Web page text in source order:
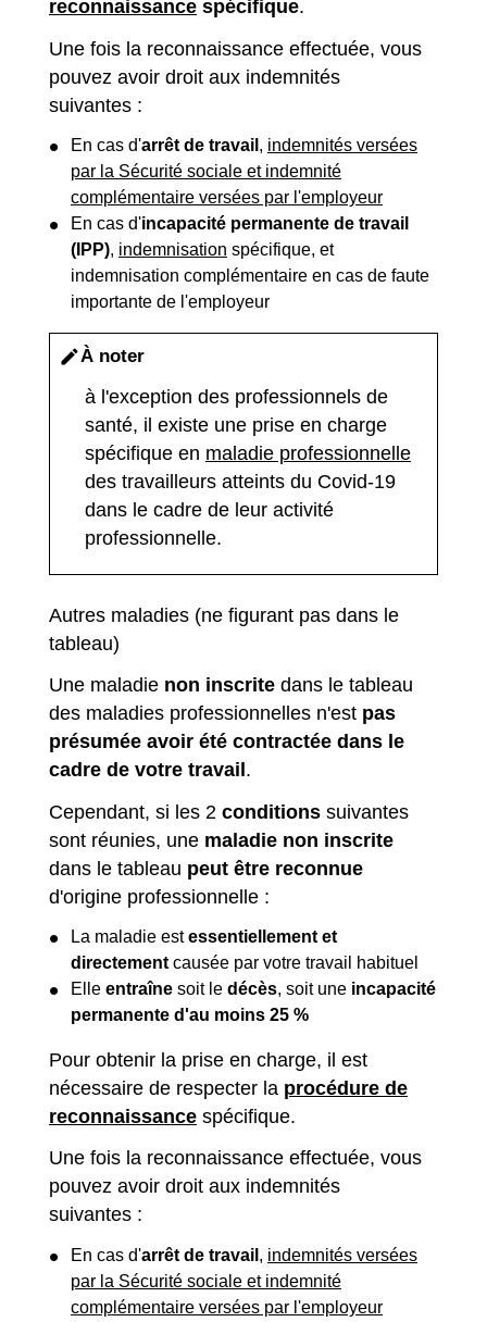
reconnaissance spécifique.
Une fois la reconnaissance effectuée, vous
pouvez avoir droit aux indemnités
suivantes :
En cas d'arrêt de travail , indemnités versées
par la Sécurité sociale et indemnité
complémentaire versées par l'employeur
En cas d'incapacité permanente de travail
(IPP), indemnisation spécifique, et
indemnisation complémentaire en cas de faute
importante de l'employeur
editÀ noter
à l'exception des professionnels de
santé, il existe une prise en charge
spécifique en maladie professionnelle
des travailleurs atteints du Covid-19
dans le cadre de leur activité
professionnelle.
Autres maladies (ne figurant pas dans le
tableau)
Une maladie non inscrite dans le tableau
des maladies professionnelles n'est pas
présumée avoir été contractée dans le
cadre de votre travail .
Cependant, si les 2 conditions suivantes
sont réunies, une maladie non inscrite
dans le tableau peut être reconnue
d'origine professionnelle :
La maladie estessentiellement et
directement causée par votre travail habituel
Elle entraîne soit le décès, soit une incapacité
permanente d'au moins 25 %
Pour obtenir la prise en charge, il est
nécessaire de respecter la procédure de
reconnaissance spécifique.
Une fois la reconnaissance effectuée, vous
pouvez avoir droit aux indemnités
suivantes :
En cas d'arrêt de travail , indemnités versées
par la Sécurité sociale et indemnité
complémentaire versées par l'employeur